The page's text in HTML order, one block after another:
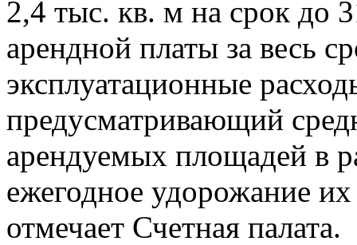
2,4 тыс. кв. м на срок до
арендной платы за весь
эксплуатационные
предусматривающий
арендуемых площадей в
ежегодное удорожание
отмечает Счетная палата.